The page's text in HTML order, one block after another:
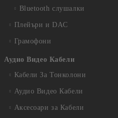
Bluetooth слушалки
Плейъри и DAC
Грамофони
Аудио Видео Кабели
Кабели За Тонколони
Аудио Видео Кабели
Аксесоари за Кабели